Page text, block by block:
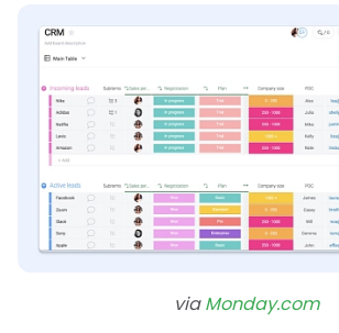
viaMonday.com